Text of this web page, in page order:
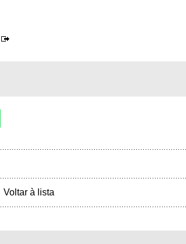
Voltar à lista